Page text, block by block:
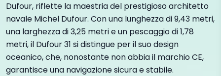
Dufour, riflette la maestria del prestigioso architetto
navale Michel Dufour. Con una lunghezza di 9,43 metri,
una larghezza di 3,25 metri e un pescaggio di 1,78
metri, il Dufour 31 si distingue per il suo design
oceanico, che, nonostante non abbia il marchio CE,
garantisce una navigazione sicura e stabile.